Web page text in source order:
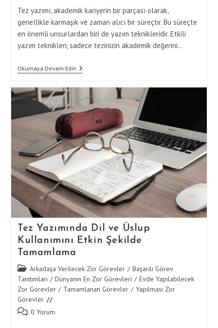
Tez yazımı, akademik kariyerin bir parçası olarak,
genellikle karmaşık ve zaman alıcı bir süreçtir. Bu süreçte
en önemli unsurlardan biri de yazım teknikleridir. Etkili
yazım teknikleri, sadece tezinizin akademik değerini…
Okumaya Devam EdinTez
Yazımında
Yazım
Teknikleri
Ile
Tamamlama
Tez Yazımında Dil ve Üslup
Kullanımını Etkin Şekilde
Tamamlama
Post
category:
Arkadaşa Verilecek Zor Görevler / Başarılı Görev
Tanıtımları / Dünyanın En Zor Görevleri / Evde Yapılabilecek
Zor Görevler / Tamamlanan Görevler / Yapılması Zor
Görevler
Post 0 Yorum